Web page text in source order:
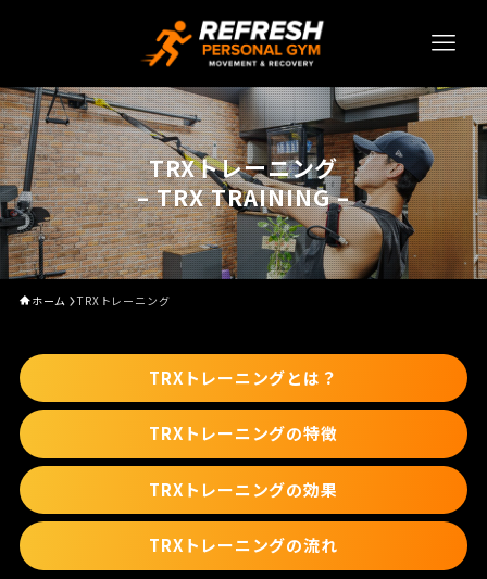
TRXトレーニング
– TRX TRAINING –
ホーム TRXトレーニング
TRXトレーニングとは？
TRXトレーニングの特徴
TRXトレーニングの効果
TRXトレーニングの流れ